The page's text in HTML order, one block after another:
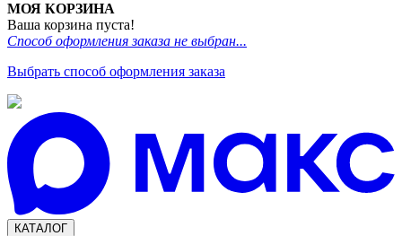
МОЯ КОРЗИНА
Ваша корзина пуста!
Способ оформления заказа не выбран...
Выбрать способ оформления заказа
КАТАЛОГ